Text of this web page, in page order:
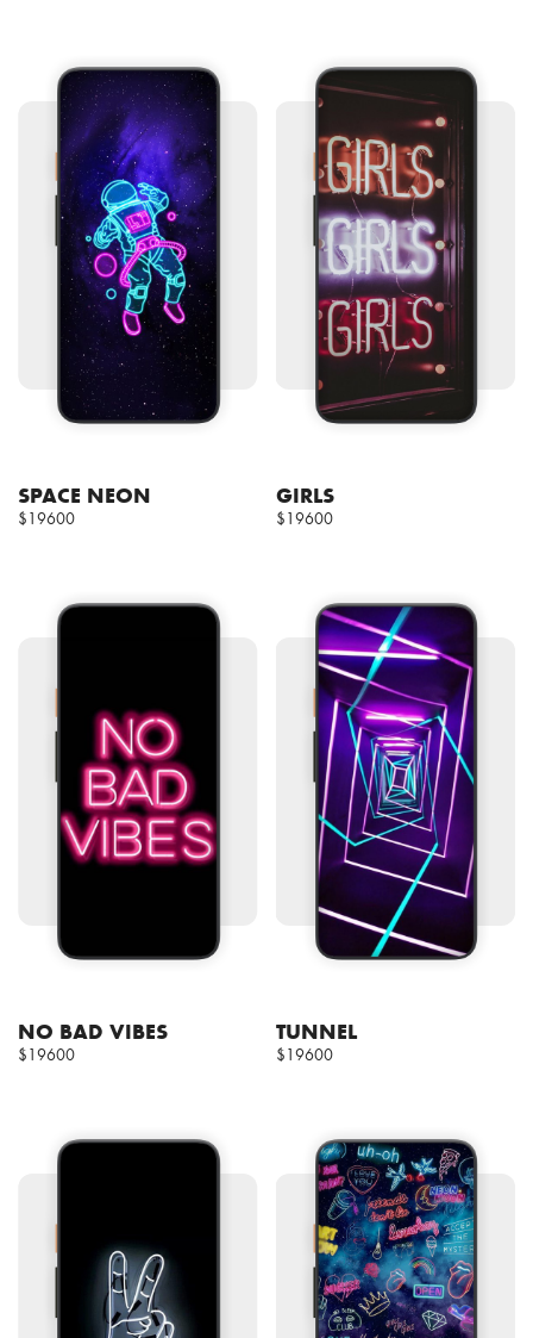
SPACE NEON
$19600
GIRLS
$19600
NO BAD VIBES
$19600
TUNNEL
$19600